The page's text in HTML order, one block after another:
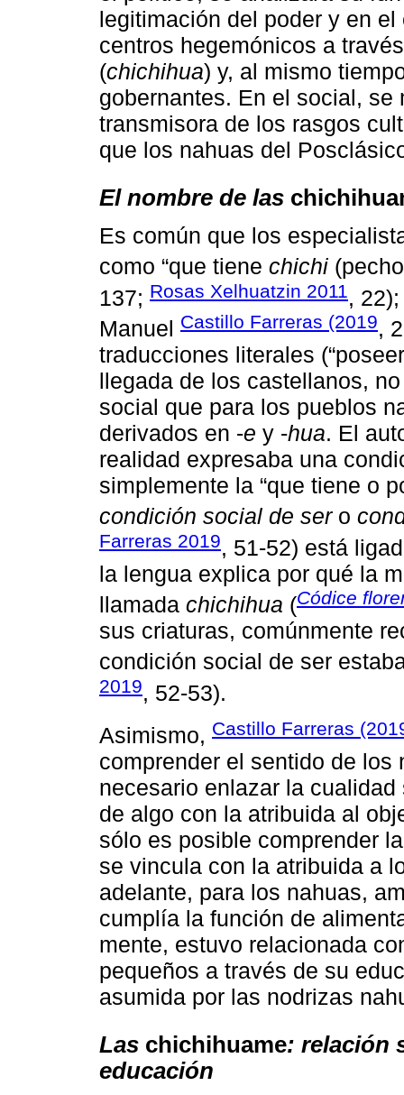
legitimación del poder y en
centros hegemónicos a
(chichihua) y, al mismo
gobernantes. En el social, se
transmisora de los rasgos
que los nahuas del
El nombre de las
Es común que los
como “que tiene chichi
137; Rosas Xelhuatzin 2011 ,
Manuel Castillo Farreras (2019,
traducciones literales
llegada de los castellanos,
social que para los pueblos
derivados en -e y -hua. El
realidad expresaba una
simplemente la “que tiene o
condición social de sero
Farreras 2019, 51-52) está
la lengua explica por qué la
llamada chichihua (Códice
sus criaturas, comúnmente
condición social de ser
2019, 52-53).
Asimismo, Castillo Farreras
comprender el sentido de los
necesario enlazar la
de algo con la atribuida al
sólo es posible comprender
se vincula con la atribuida a
adelante, para los nahuas,
cumplía la función de
mente, estuvo relacionada
pequeños a través de su
asumida por las nodrizas
Las chichihuame: relación
educación